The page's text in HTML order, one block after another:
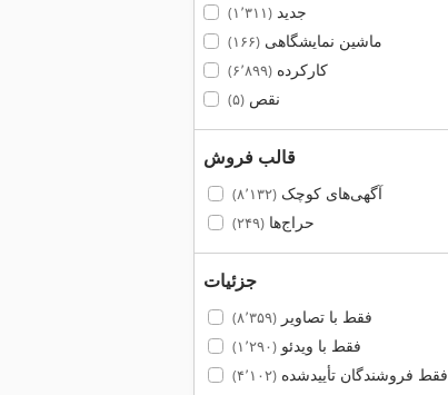
جدید(۱٬۳۱۱)
ماشین نمایشگاهی(۱۶۶)
کارکرده(۶٬۸۹۹)
نقص(۵)
قالب فروش
آگهی‌های کوچک(۸٬۱۳۲)
حراج‌ها(۲۴۹)
جزئیات
فقط با تصاویر(۸٬۳۵۹)
فقط با ویدئو(۱٬۲۹۰)
فقط فروشندگان تأییدشده(۴٬۱۰۲)